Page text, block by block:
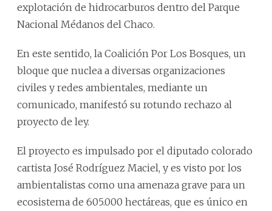
explotación de hidrocarburos dentro del Parque
Nacional Médanos del Chaco.
En este sentido, la Coalición Por Los Bosques, un
bloque que nuclea a diversas organizaciones
civiles y redes ambientales, mediante un
comunicado, manifestó su rotundo rechazo al
proyecto de ley.
El proyecto es impulsado por el diputado colorado
cartista José Rodríguez Maciel, y es visto por los
ambientalistas como una amenaza grave para un
ecosistema de 605.000 hectáreas, que es único en